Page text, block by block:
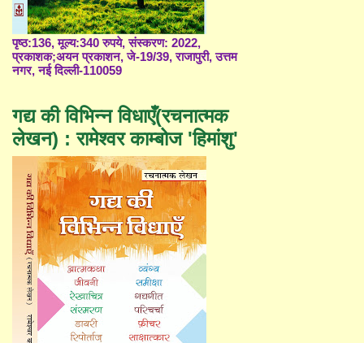
पृष्ठ:136, मूल्य:340 रुपये, संस्करण: 2022,
प्रकाशक;अयन प्रकाशन, जे-19/39, राजापुरी, उत्तम
नगर, नई दिल्ली-110059
गद्य की विभिन्न विधाएँ(रचनात्मक
लेखन) : रामेश्वर काम्बोज 'हिमांशु'